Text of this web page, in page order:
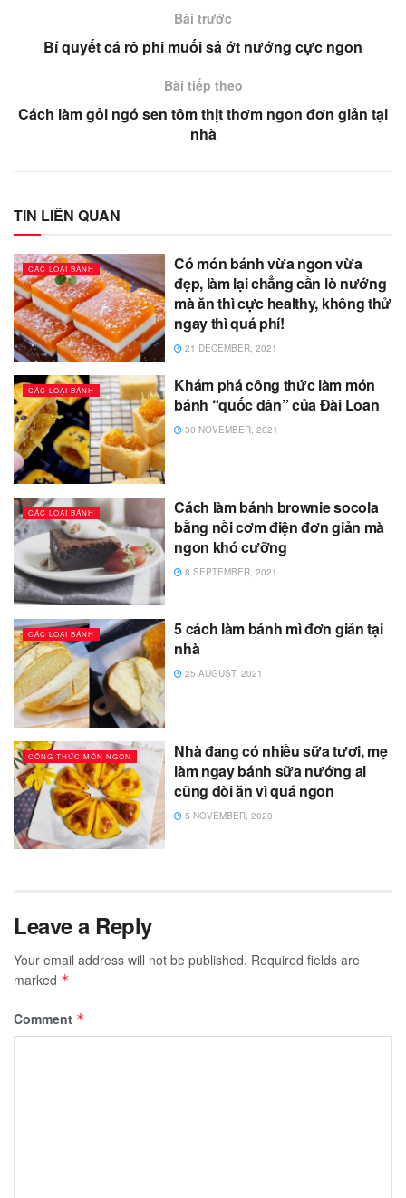
Bài trước
Bí quyết cá rô phi muối sả ớt nướng cực ngon
Bài tiếp theo
Cách làm gỏi ngó sen tôm thịt thơm ngon đơn giản tại
nhà
TIN LIÊN QUAN
CÁC LOẠI BÁNH
Có món bánh vừa ngon vừa
đẹp, làm lại chẳng cần lò nướng
mà ăn thì cực healthy, không thử
ngay thì quá phí!
21 DECEMBER, 2021
CÁC LOẠI BÁNH
Khám phá công thức làm món
bánh “quốc dân” của Đài Loan
30 NOVEMBER, 2021
CÁC LOẠI BÁNH
Cách làm bánh brownie socola
bằng nồi cơm điện đơn giản mà
ngon khó cưỡng
8 SEPTEMBER, 2021
CÁC LOẠI BÁNH
5 cách làm bánh mì đơn giản tại
nhà
25 AUGUST, 2021
CÔNG THỨC MÓN NGON
Nhà đang có nhiều sữa tươi, mẹ
làm ngay bánh sữa nướng ai
cũng đòi ăn vì quá ngon
5 NOVEMBER, 2020
Leave a Reply
Your email address will not be published. Required fields are
marked *
Comment *